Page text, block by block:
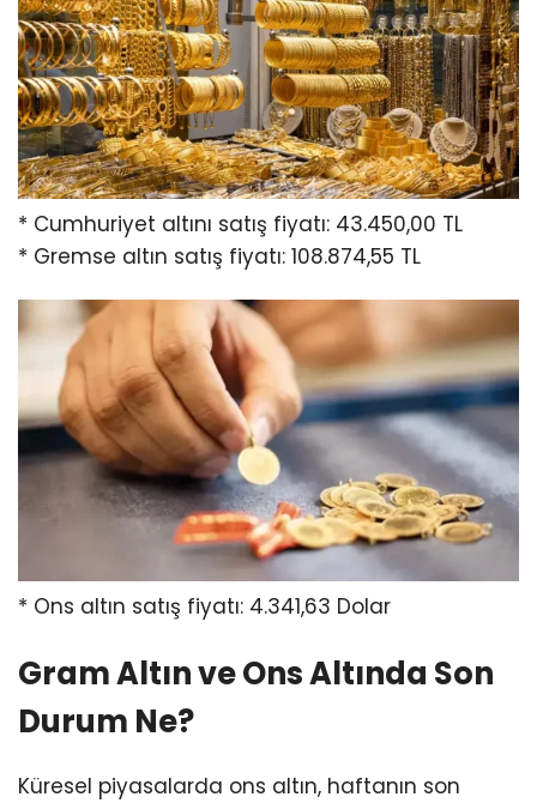
* Cumhuriyet altını satış fiyatı: 43.450,00 TL
* Gremse altın satış fiyatı: 108.874,55 TL
* Ons altın satış fiyatı: 4.341,63 Dolar
Gram Altın ve Ons Altında Son
Durum Ne?
Küresel piyasalarda ons altın, haftanın son